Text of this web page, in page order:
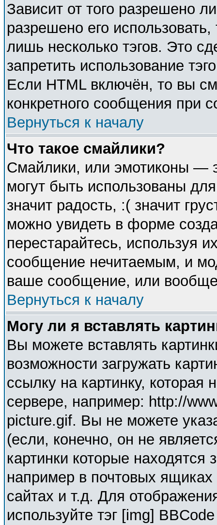
Зависит от того разрешено
разрешено его использовать,
лишь несколько тэгов. Это
запретить использование
Если HTML включён, то вы
конкретного сообщения при
Вернуться к началу
Что такое смайлики?
Смайлики, или эмотиконы —
могут быть использованы
значит радость, :( значит
можно увидеть в форме
перестарайтесь, используя
сообщение нечитаемым, и
ваше сообщение, или вообще
Вернуться к началу
Могу ли я вставлять
Вы можете вставлять
возможности загружать
ссылку на картинку,
сервере, например: http://
picture.gif. Вы не можете
(если, конечно, он не
картинки которые
например в почтовых
сайтах и т.д. Для
используйте тэг [img]